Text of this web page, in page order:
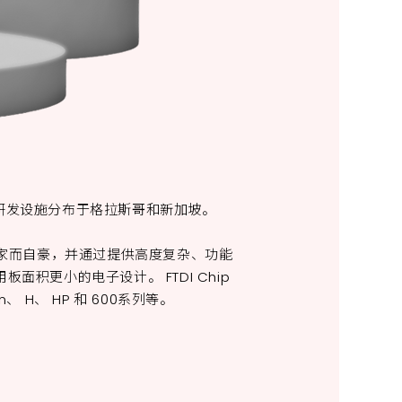
设施分布于格拉斯哥和新加坡。
而自豪，并通过提供高度复杂、功能
面积更小的电子设计。 FTDI Chip
H、 HP 和 600系列等。